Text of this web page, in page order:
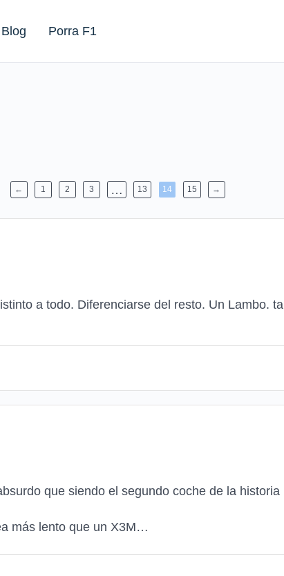
Blog Porra F1
← 1 2 3 … 13 14 15 →
a todo. Diferenciarse del resto. Un Lambo.
que siendo el segundo coche de la
más lento que un X3M…